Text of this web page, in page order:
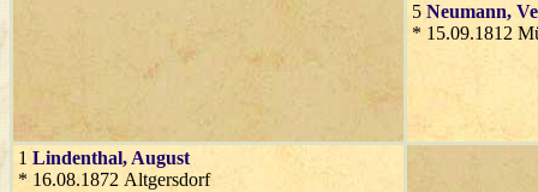
5 Neumann,
* 15.09.1812
1 Lindenthal, August
* 16.08.1872 Altgersdorf